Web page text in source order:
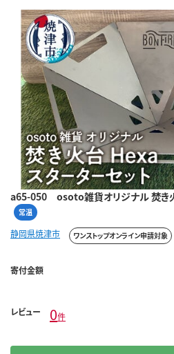
a65-050 osoto雑貨オリジナル 焚き
常温
静岡県焼津市 ワンストップオンライン申請対象
寄付金額
レビュー 0件